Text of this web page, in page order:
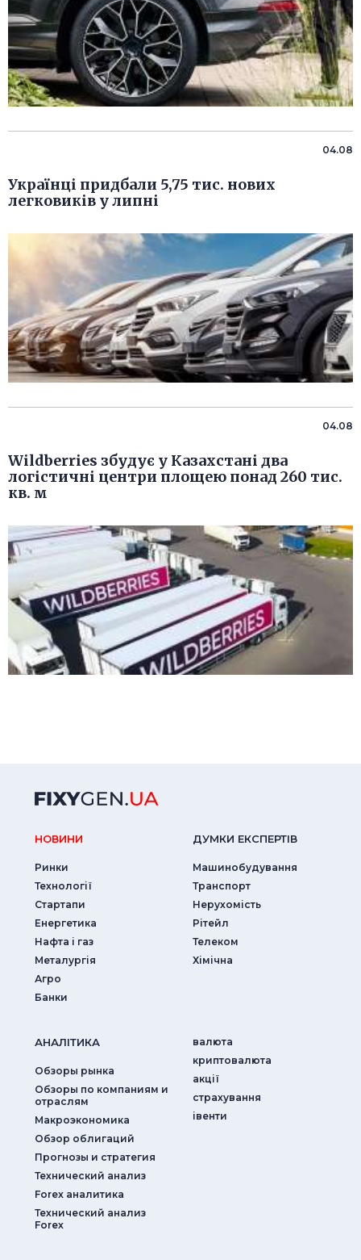
04.08
Українці придбали 5,75 тис. нових
легковиків у липні
04.08
Wildberries збудує у Казахстані два
логістичні центри площею понад 260 тис.
кв. м
НОВИНИ
Ринки
Технології
Стартапи
Енергетика
Нафта і газ
Металургія
Агро
Банки
ДУМКИ ЕКСПЕРТIВ
Машинобудування
Транспорт
Нерухомість
Рітейл
Телеком
Хімічна
АНАЛIТИКА
Обзоры рынка
Обзоры по компаниям и
отраслям
Макроэкономика
Обзор облигаций
Прогнозы и стратегия
Технический анализ
Forex аналитика
Технический анализ
Forex
валюта
криптовалюта
акції
страхування
iвенти